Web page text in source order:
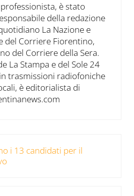
è stato
della redazione
La Nazione e
del Corriere Fiorentino,
del Corriere della Sera.
La Stampa e del Sole 24
trasmissioni radiofoniche
è editorialista di
i 13 candidati per il